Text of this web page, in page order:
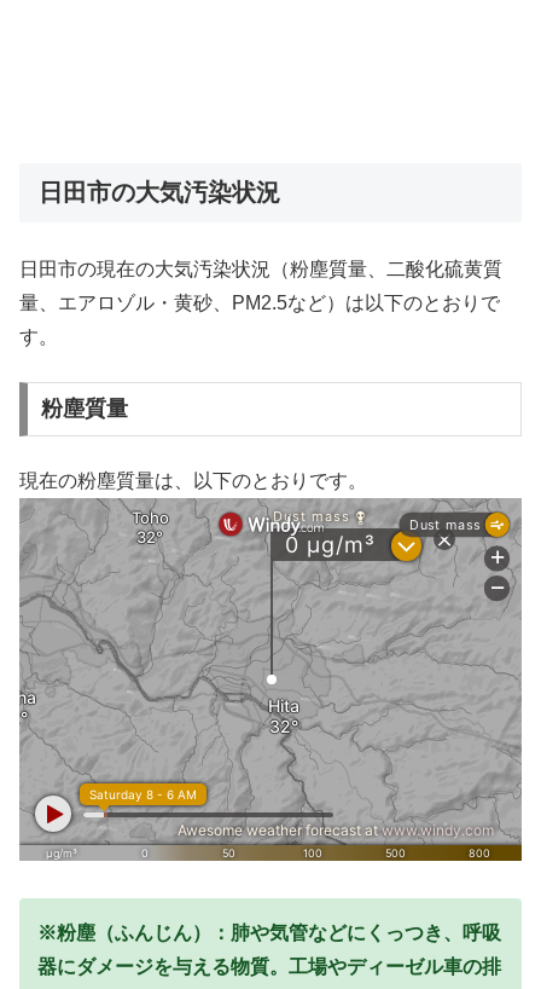
日田市の大気汚染状況
日田市の現在の大気汚染状況（粉塵質量、二酸化硫黄質
量、エアロゾル・黄砂、PM2.5など）は以下のとおりで
す。
粉塵質量
現在の粉塵質量は、以下のとおりです。
※粉塵（ふんじん）：肺や気管などにくっつき、呼吸
器にダメージを与える物質。工場やディーゼル車の排